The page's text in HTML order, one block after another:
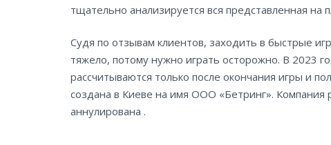
тщательно анализируется вся представленная
Судя по отзывам клиентов, заходить в быстрые
тяжело, потому нужно играть осторожно. В 2023
рассчитываются только после окончания игры и
создана в Киеве на имя ООО «Бетринг».
аннулирована .